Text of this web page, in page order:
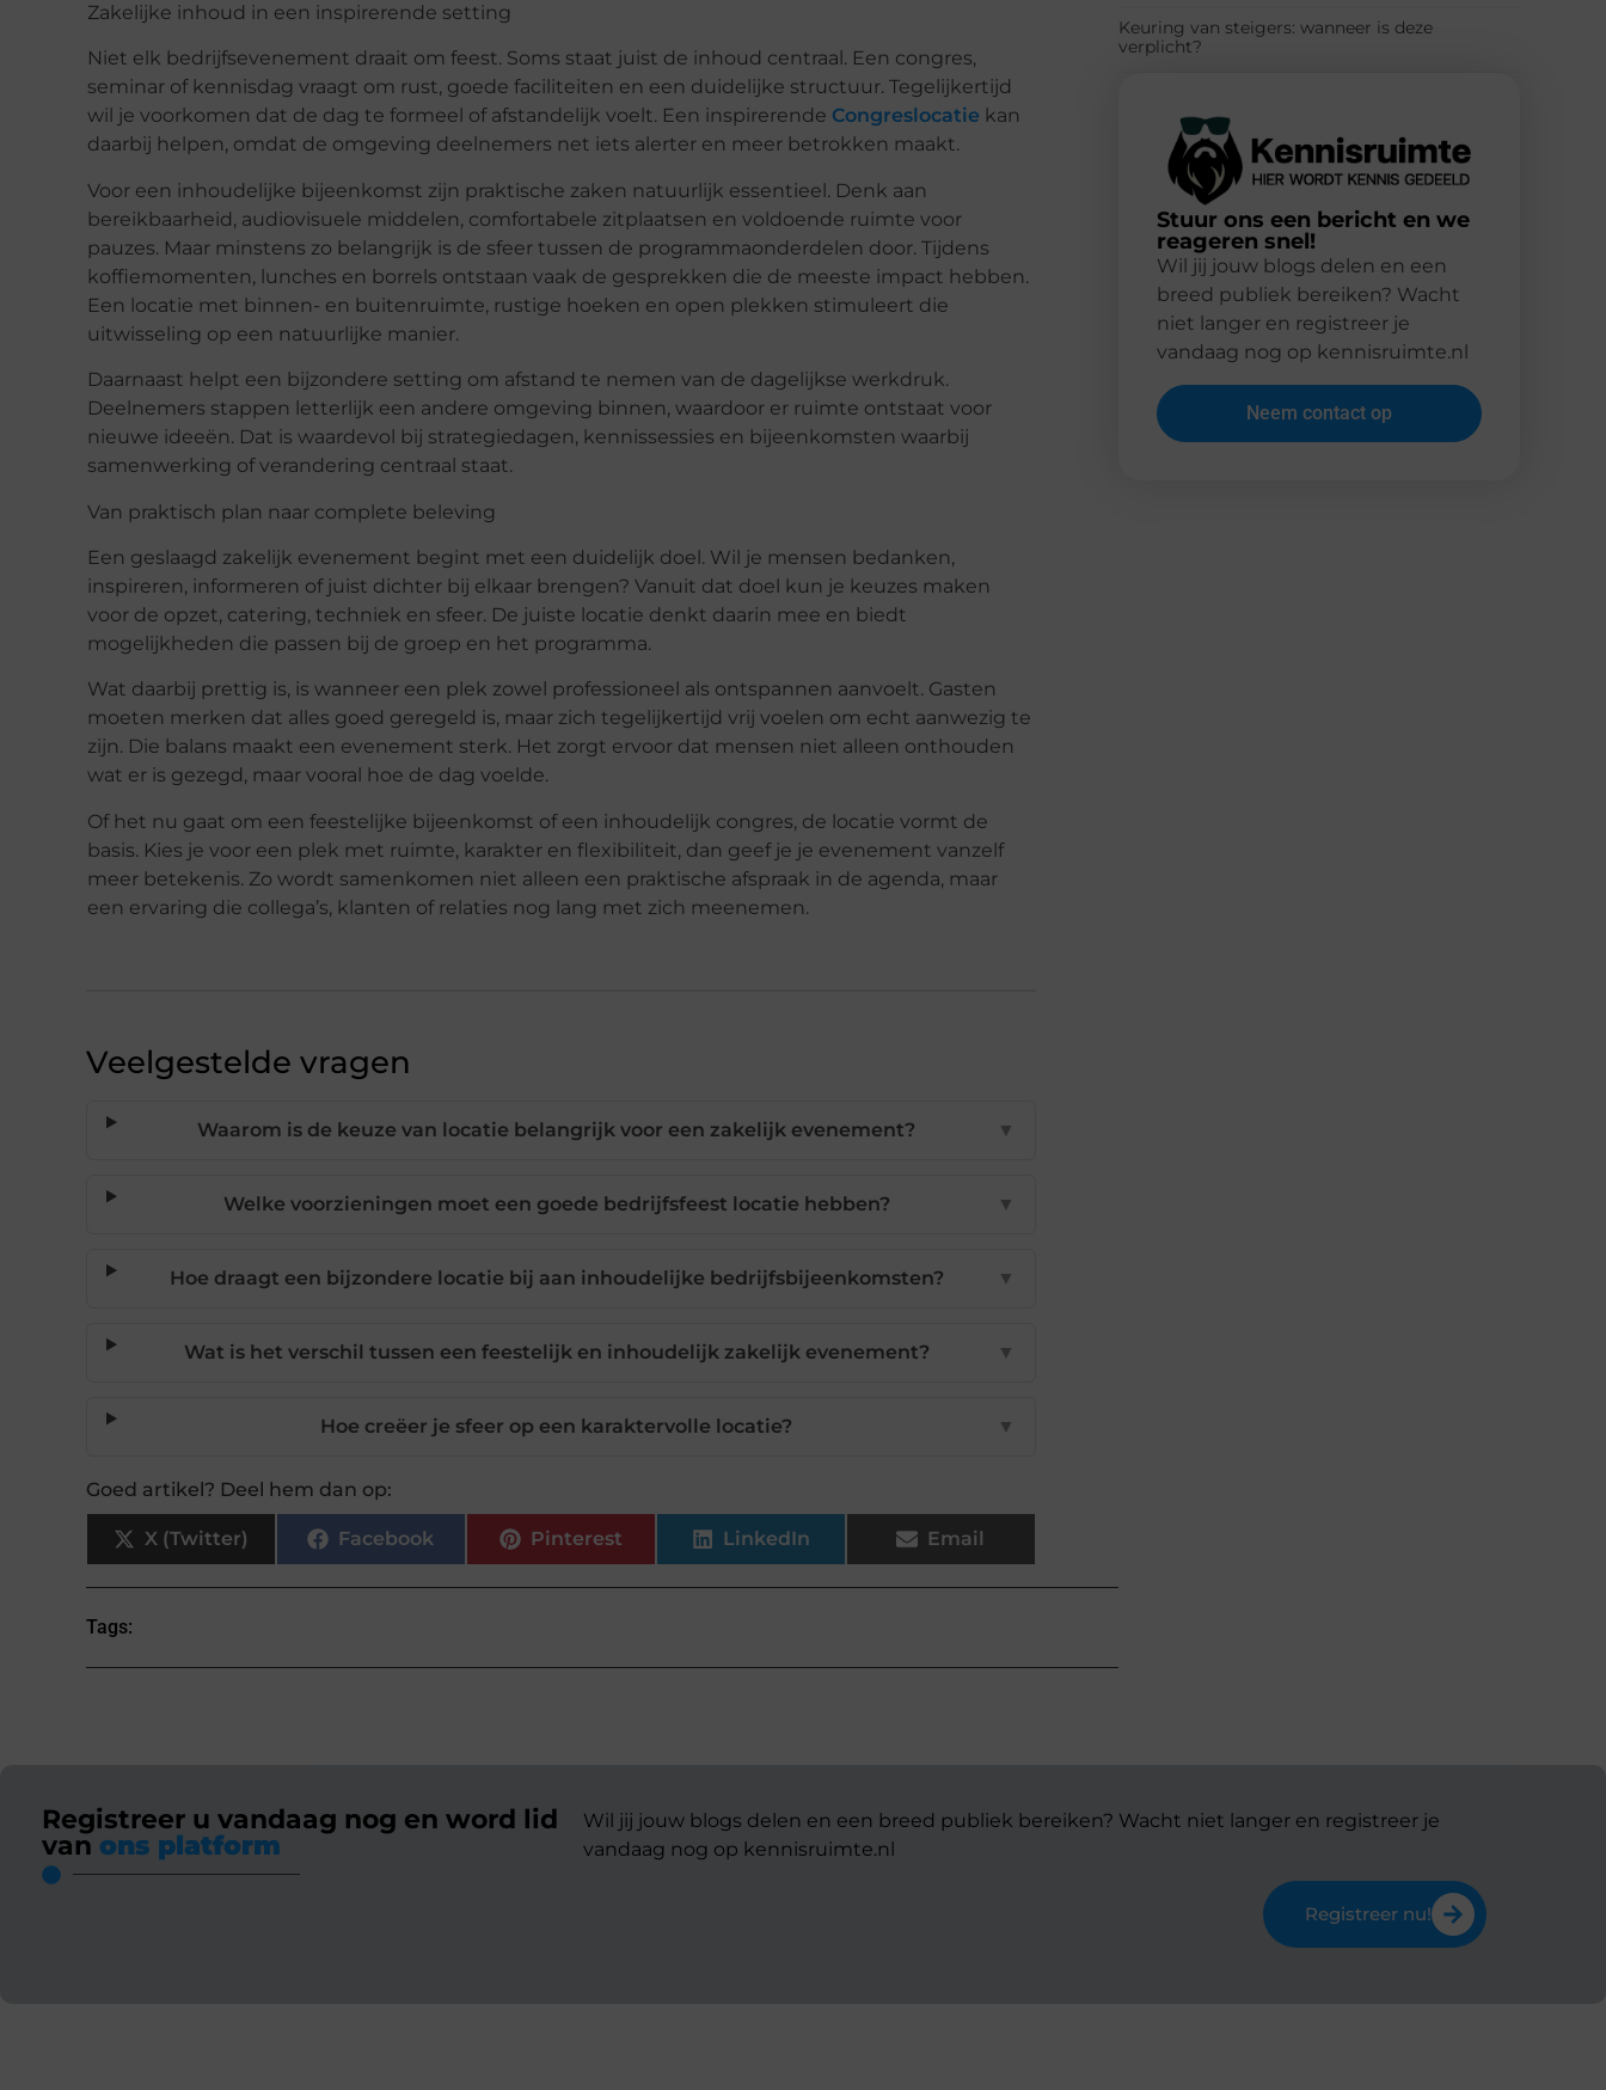
Zakelijke inhoud in een inspirerende setting
Niet elk bedrijfsevenement draait om feest. Soms staat juist de inhoud centraal. Een congres,
seminar of kennisdag vraagt om rust, goede faciliteiten en een duidelijke structuur. Tegelijkertijd
wil je voorkomen dat de dag te formeel of afstandelijk voelt. Een inspirerende Congreslocatie kan
daarbij helpen, omdat de omgeving deelnemers net iets alerter en meer betrokken maakt.
Voor een inhoudelijke bijeenkomst zijn praktische zaken natuurlijk essentieel. Denk aan
bereikbaarheid, audiovisuele middelen, comfortabele zitplaatsen en voldoende ruimte voor
pauzes. Maar minstens zo belangrijk is de sfeer tussen de programmaonderdelen door. Tijdens
koffiemomenten, lunches en borrels ontstaan vaak de gesprekken die de meeste impact hebben.
Een locatie met binnen- en buitenruimte, rustige hoeken en open plekken stimuleert die
uitwisseling op een natuurlijke manier.
Daarnaast helpt een bijzondere setting om afstand te nemen van de dagelijkse werkdruk.
Deelnemers stappen letterlijk een andere omgeving binnen, waardoor er ruimte ontstaat voor
nieuwe ideeën. Dat is waardevol bij strategiedagen, kennissessies en bijeenkomsten waarbij
samenwerking of verandering centraal staat.
Van praktisch plan naar complete beleving
Een geslaagd zakelijk evenement begint met een duidelijk doel. Wil je mensen bedanken,
inspireren, informeren of juist dichter bij elkaar brengen? Vanuit dat doel kun je keuzes maken
voor de opzet, catering, techniek en sfeer. De juiste locatie denkt daarin mee en biedt
mogelijkheden die passen bij de groep en het programma.
Wat daarbij prettig is, is wanneer een plek zowel professioneel als ontspannen aanvoelt. Gasten
moeten merken dat alles goed geregeld is, maar zich tegelijkertijd vrij voelen om echt aanwezig te
zijn. Die balans maakt een evenement sterk. Het zorgt ervoor dat mensen niet alleen onthouden
wat er is gezegd, maar vooral hoe de dag voelde.
Of het nu gaat om een feestelijke bijeenkomst of een inhoudelijk congres, de locatie vormt de
basis. Kies je voor een plek met ruimte, karakter en flexibiliteit, dan geef je je evenement vanzelf
meer betekenis. Zo wordt samenkomen niet alleen een praktische afspraak in de agenda, maar
een ervaring die collega’s, klanten of relaties nog lang met zich meenemen.
Veelgestelde vragen
Waarom is de keuze van locatie belangrijk voor een zakelijk evenement? ▼
Welke voorzieningen moet een goede bedrijfsfeest locatie hebben? ▼
Hoe draagt een bijzondere locatie bij aan inhoudelijke bedrijfsbijeenkomsten? ▼
Wat is het verschil tussen een feestelijk en inhoudelijk zakelijk evenement? ▼
Hoe creëer je sfeer op een karaktervolle locatie? ▼
Goed artikel? Deel hem dan op:
X (Twitter) Facebook Pinterest LinkedIn Email
Tags:
Keuring van steigers: wanneer is deze
verplicht?
Stuur ons een bericht en we
reageren snel!
Wil jij jouw blogs delen en een
breed publiek bereiken? Wacht
niet langer en registreer je
vandaag nog op kennisruimte.nl
Neem contact op
Registreer u vandaag nog en word lid
van ons platform
Wil jij jouw blogs delen en een breed publiek bereiken? Wacht niet langer en registreer je
vandaag nog op kennisruimte.nl
Registreer nu!